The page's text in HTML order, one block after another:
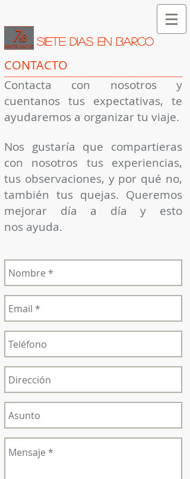
SIETE DIAS EN BARCO
CONTACTO
Contacta con nosotros y
cuentanos tus expectativas, te
ayudaremos a organizar tu viaje.
Nos gustaría que compartieras
con nosotros tus experiencias,
tus observaciones, y por qué no,
también tus quejas. Queremos
mejorar día a día y esto
nos ayuda.